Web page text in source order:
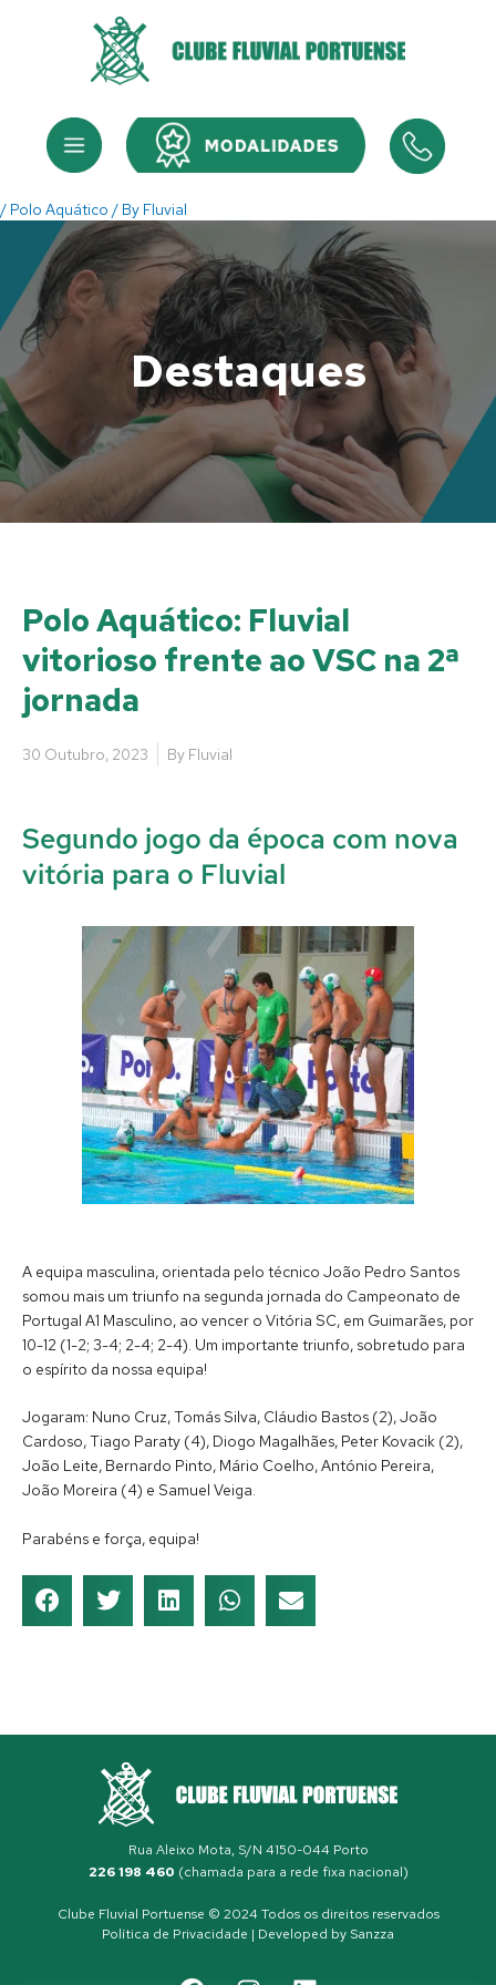
Menu Menu
/ Polo Aquático / By Fluvial
Destaques
Polo Aquático: Fluvial
vitorioso frente ao VSC na 2ª
jornada
30 Outubro, 2023 By Fluvial
Segundo jogo da época com nova
vitória para o Fluvial
A equipa masculina, orientada pelo técnico João Pedro Santos
somou mais um triunfo na segunda jornada do Campeonato de
Portugal A1 Masculino, ao vencer o Vitória SC, em Guimarães, por
10-12 (1-2; 3-4; 2-4; 2-4). Um importante triunfo, sobretudo para
o espírito da nossa equipa!
Jogaram: Nuno Cruz, Tomás Silva, Cláudio Bastos (2), João
Cardoso, Tiago Paraty (4), Diogo Magalhães, Peter Kovacik (2),
João Leite, Bernardo Pinto, Mário Coelho, António Pereira,
João Moreira (4) e Samuel Veiga.
Parabéns e força, equipa!
Rua Aleixo Mota, S/N 4150-044 Porto
226 198 460 (chamada para a rede fixa nacional)
Clube Fluvial Portuense © 2024 Todos os direitos reservados
Política de Privacidade | Developed by Sanzza